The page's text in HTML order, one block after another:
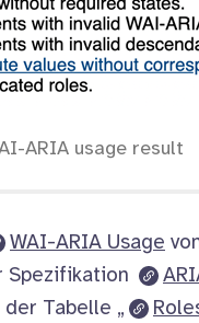
ARIA usage result
WAI-ARIA Usage
Spezifikation
Tabelle „